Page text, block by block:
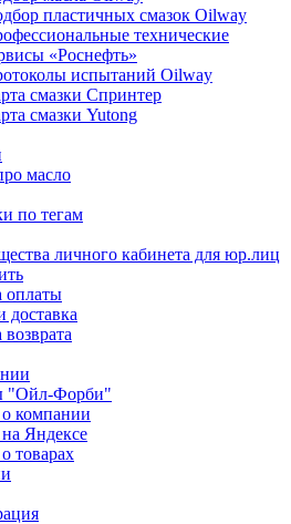
пластичных смазок Oilway
технические
«Роснефть»
испытаний Oilway
смазки Спринтер
смазки Yutong
масло
по тегам
личного кабинета для юр.лиц
оплаты
доставка
"Ойл-Форби"
компании
Яндексе
товарах